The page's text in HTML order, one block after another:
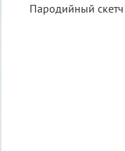
Пародийный